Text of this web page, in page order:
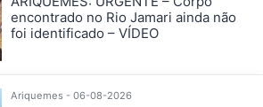
encontrado no Rio Jamari ainda não
foi identificado – VÍDEO
Ariquemes - 06-08-2026